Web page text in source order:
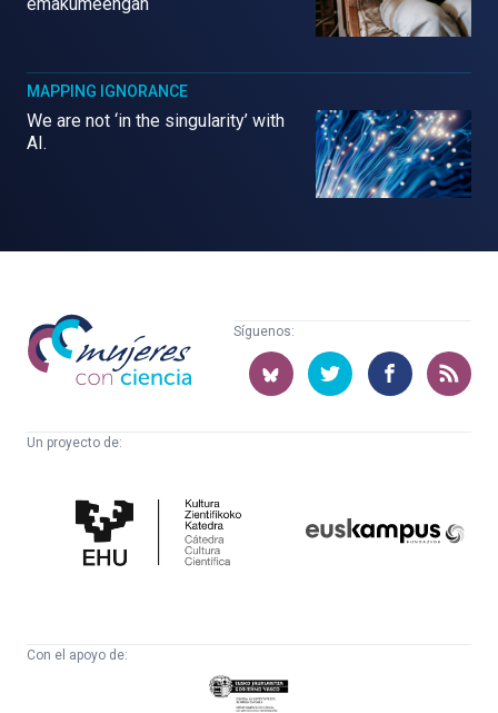
MAPPING IGNORANCE
We are not ‘in the singularity’ with
AI.
Mujeres
con
ciencia
Síguenos:
Un proyecto de:
Cultura
Científica
Con el apoyo de:
Eusko